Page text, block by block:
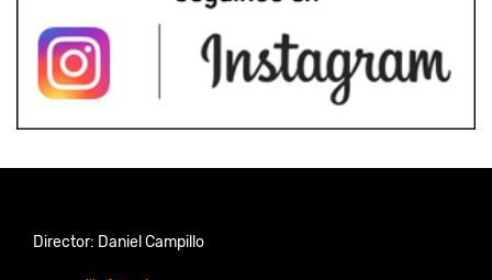
Director: Daniel Campillo